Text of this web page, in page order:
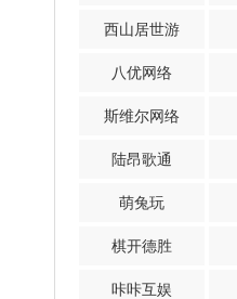
西山居世游
八优网络
斯维尔网络
陆昂歌通
萌兔玩
棋开德胜
咔咔互娱